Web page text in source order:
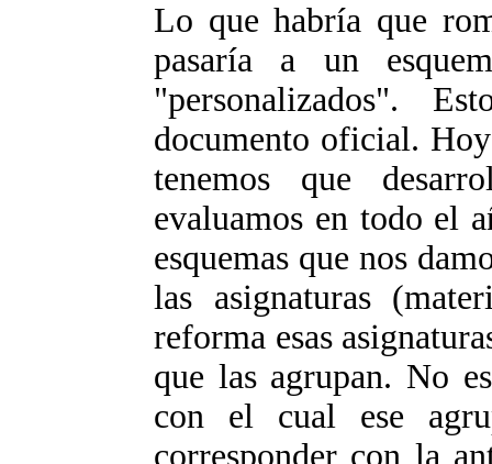
Lo que habría que
pasaría a un
"personalizados".
documento oficial.
tenemos que
evaluamos en todo el
esquemas que nos
las asignaturas
reforma esas
que las agrupan. No
con el cual ese
corresponder con la